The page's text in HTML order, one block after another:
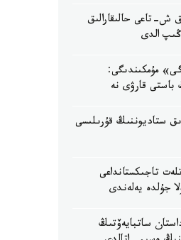
ش-تاعى حالىقارالىق
مۇمكىندىگى:
باستى قارۋى نە
ورىندىق ستاديوننىڭ قۇرىلىسى
تاجىكستانداعى
جۇلدە يەلەندى
ساتبايەۆتىڭ